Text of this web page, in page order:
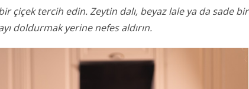
çiçek tercih edin. Zeytin dalı, beyaz lale ya da sade bir
doldurmak yerine nefes aldırın.